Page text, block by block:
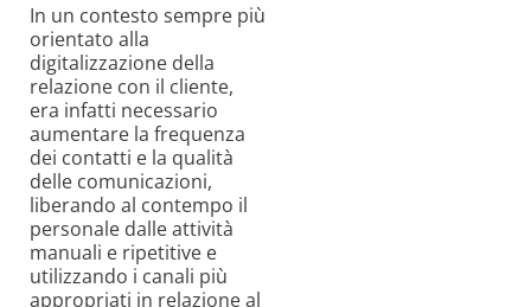
In un contesto sempre più
orientato alla
digitalizzazione della
relazione con il cliente,
era infatti necessario
aumentare la frequenza
dei contatti e la qualità
delle comunicazioni,
liberando al contempo il
personale dalle attività
manuali e ripetitive e
utilizzando i canali più
appropriati in relazione al